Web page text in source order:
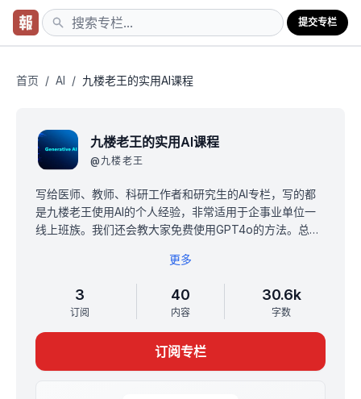
提交专栏
首页 / AI / 九楼老王的实用AI课程
九楼老王的实用AI课程
@ 九楼老王
写给医师、教师、科研工作者和研究生的AI专栏，写的都
是九楼老王使用AI的个人经验，非常适用于企事业单位一
线上班族。我们还会教大家免费使用GPT4o的方法。总共
学、科研、日常工作提升效率等五个部分，每部分更新完
毕后，将涨价10元，直至涨价到59.9元。
更多
3
订阅
40
内容
30.6k
字数
订阅专栏